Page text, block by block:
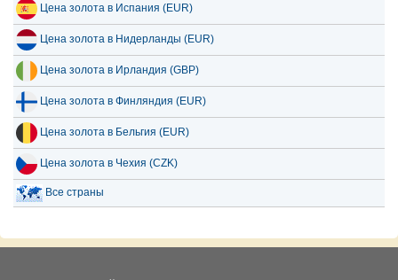
Цена золота в Испания (EUR)
Цена золота в Нидерланды (EUR)
Цена золота в Ирландия (GBP)
Цена золота в Финляндия (EUR)
Цена золота в Бельгия (EUR)
Цена золота в Чехия (CZK)
Все страны